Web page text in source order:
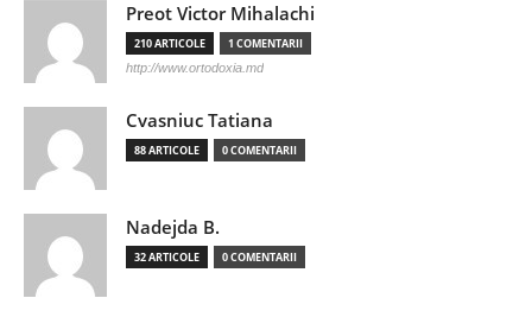
Preot Victor Mihalachi
210 ARTICOLE 1 COMENTARII
http://www.ortodoxia.md
Cvasniuc Tatiana
88 ARTICOLE 0 COMENTARII
Nadejda B.
32 ARTICOLE 0 COMENTARII